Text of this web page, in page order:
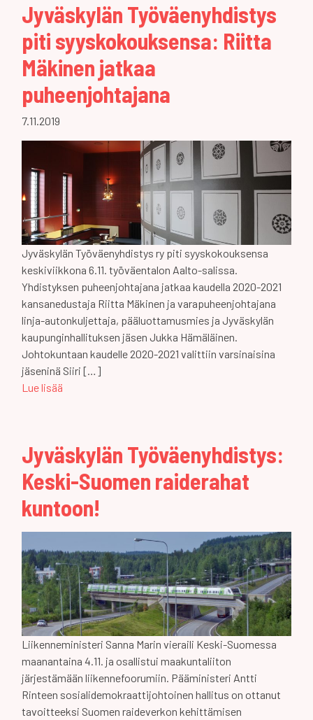
Jyväskylän Työväenyhdistys
piti syyskokouksensa: Riitta
Mäkinen jatkaa
puheenjohtajana
7.11.2019
Jyväskylän Työväenyhdistys ry piti syyskokouksensa
keskiviikkona 6.11. työväentalon Aalto-salissa.
Yhdistyksen puheenjohtajana jatkaa kaudella 2020-2021
kansanedustaja Riitta Mäkinen ja varapuheenjohtajana
linja-autonkuljettaja, pääluottamusmies ja Jyväskylän
kaupunginhallituksen jäsen Jukka Hämäläinen.
Johtokuntaan kaudelle 2020-2021 valittiin varsinaisina
jäseninä Siiri […]
Lue lisää
Jyväskylän Työväenyhdistys:
Keski-Suomen raiderahat
kuntoon!
Liikenneministeri Sanna Marin vieraili Keski-Suomessa
maanantaina 4.11. ja osallistui maakuntaliiton
järjestämään liikennefoorumiin. Pääministeri Antti
Rinteen sosialidemokraattijohtoinen hallitus on ottanut
tavoitteeksi Suomen raideverkon kehittämisen